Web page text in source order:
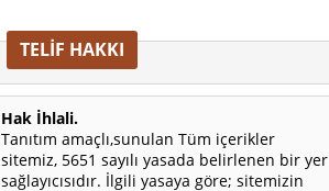
TELİF HAKKI
Hak İhlali.
Tanıtım amaçlı,sunulan Tüm içerikler
sitemiz, 5651 sayılı yasada belirlenen bir yer
sağlayıcısıdır. İlgili yasaya göre; sitemizin